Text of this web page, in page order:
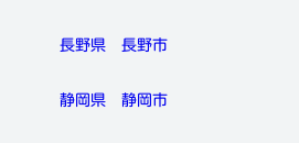
長野県 長野市
静岡県 静岡市